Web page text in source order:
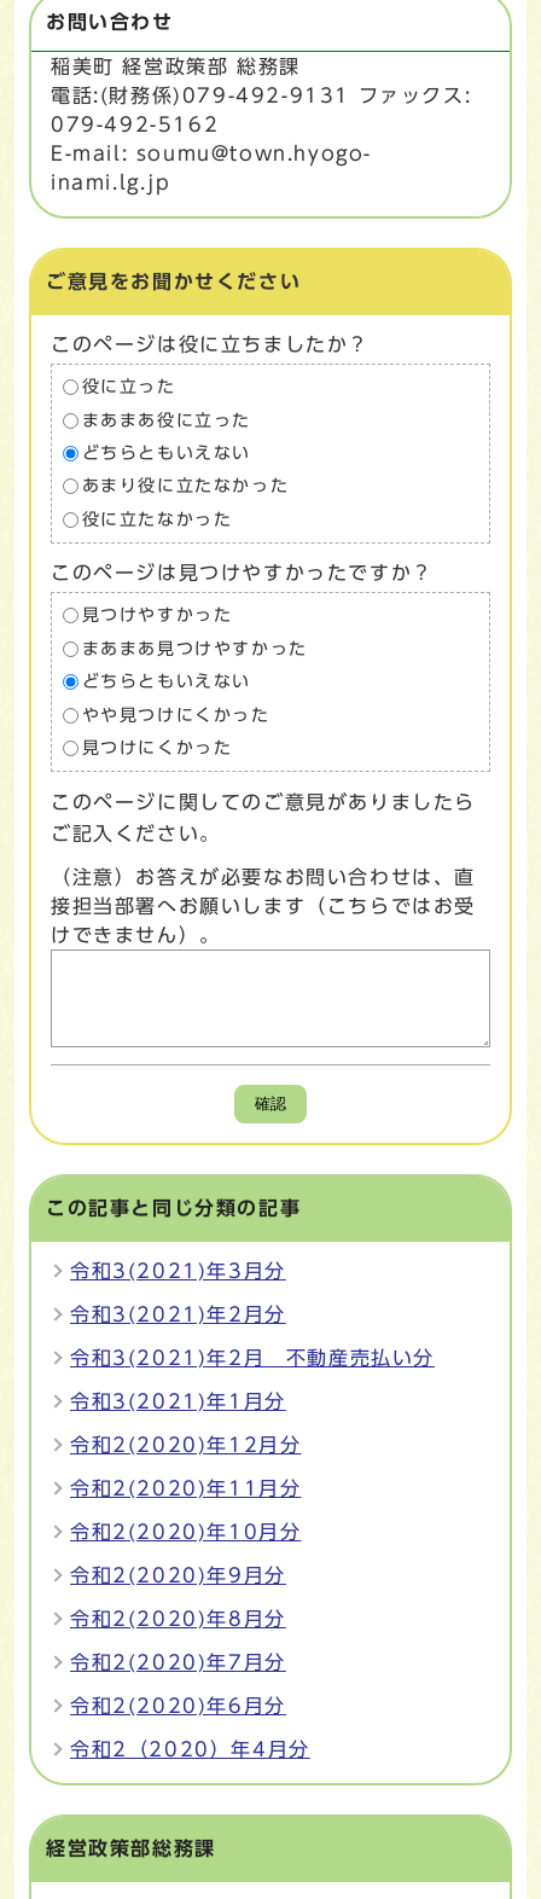
お問い合わせ
稲美町 経営政策部 総務課
電話:(財務係)079-492-9131 ファックス:
079-492-5162
E-mail: soumu@town.hyogo-
inami.lg.jp
ご意見をお聞かせください
このページは役に立ちましたか？
役に立った
まあまあ役に立った
どちらともいえない
あまり役に立たなかった
役に立たなかった
このページは見つけやすかったですか？
見つけやすかった
まあまあ見つけやすかった
どちらともいえない
やや見つけにくかった
見つけにくかった
このページに関してのご意見がありましたら
ご記入ください。
（注意）お答えが必要なお問い合わせは、直
接担当部署へお願いします（こちらではお受
けできません）。
確認
この記事と同じ分類の記事
令和3(2021)年3月分
令和3(2021)年2月分
令和3(2021)年2月 不動産売払い分
令和3(2021)年1月分
令和2(2020)年12月分
令和2(2020)年11月分
令和2(2020)年10月分
令和2(2020)年9月分
令和2(2020)年8月分
令和2(2020)年7月分
令和2(2020)年6月分
令和2（2020）年4月分
経営政策部総務課